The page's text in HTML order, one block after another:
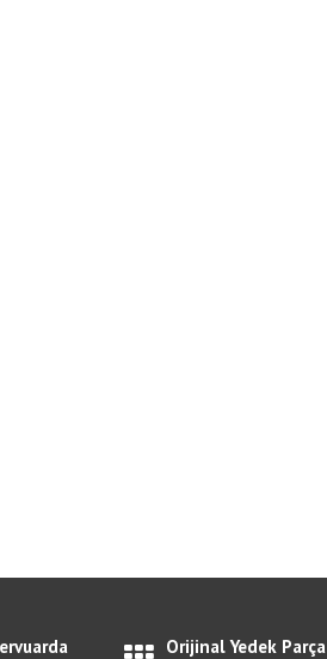
Orijinal Yedek Parça